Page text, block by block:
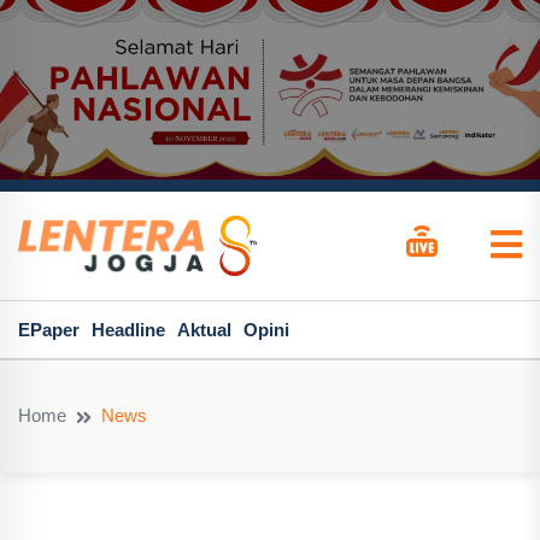
EPaper Headline Aktual Opini
Home News